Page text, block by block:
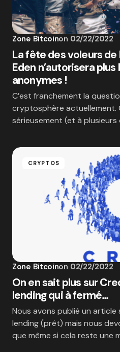
Zone Bitcoinon 02/22/2022
La fête des voleurs de
Eden n’autorisera
anonymes !
C’est franchement la
cryptosphère actuellement.
sérieusement (et à plusieurs
CRYPTOS
Zone Bitcoinon 02/22/2022
On en sait plus sur
lending qui à fermé…
Nous avons publié un article
lending (prêt) mais nous
que même si cela reste une